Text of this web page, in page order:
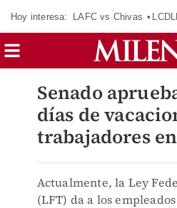
Hoy interesa: LAFC vs Chivas
Senado
días de
trabajadores
Actualmente, la Ley
(LFT) da a los